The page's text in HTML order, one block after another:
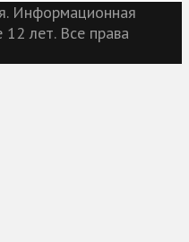
Информационная
лет. Все права